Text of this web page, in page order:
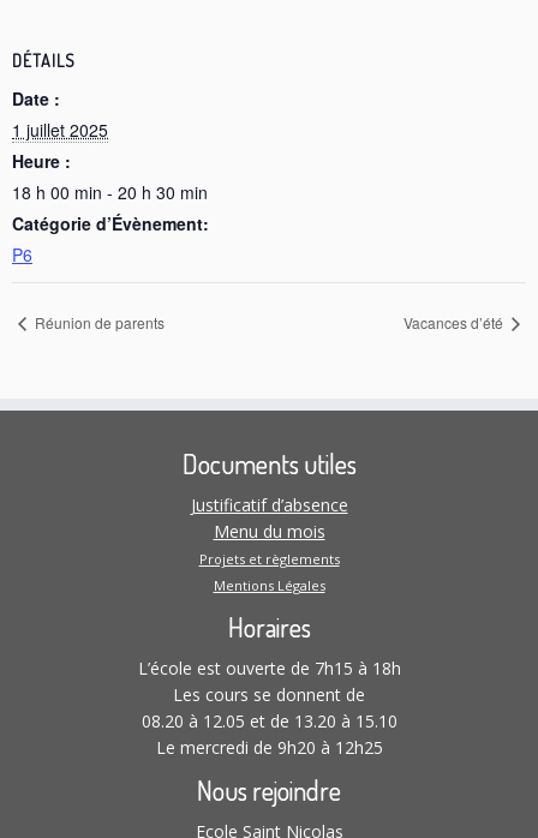
DÉTAILS
Date :
1 juillet 2025
Heure :
18 h 00 min - 20 h 30 min
Catégorie d’Évènement:
P6
Réunion de parents Vacances d’été
Documents utiles
Justificatif d’absence
Menu du mois
Projets et règlements
Mentions Légales
Horaires
L’école est ouverte de 7h15 à 18h
Les cours se donnent de
08.20 à 12.05 et de 13.20 à 15.10
Le mercredi de 9h20 à 12h25
Nous rejoindre
Ecole Saint Nicolas